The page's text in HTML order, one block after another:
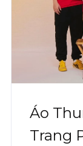
Áo
Trang